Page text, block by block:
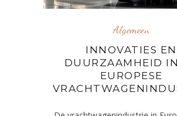
Algemeen
INNOVATIES EN
DUURZAAMHEID
EUROPESE